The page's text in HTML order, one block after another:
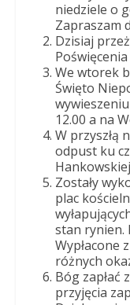
niedziele o
Zapraszam
Dzisiaj
We wtorek
Święto
12.00 a na
W przyszłą
odpust ku
Zostały
plac
stan rynien.
Wypłacone
różnych
Bóg zapłać
przyjęcia